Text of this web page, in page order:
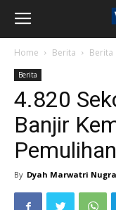
Home Berita Berita
Berita
4.820
Banjir
By Dyah Marwatri